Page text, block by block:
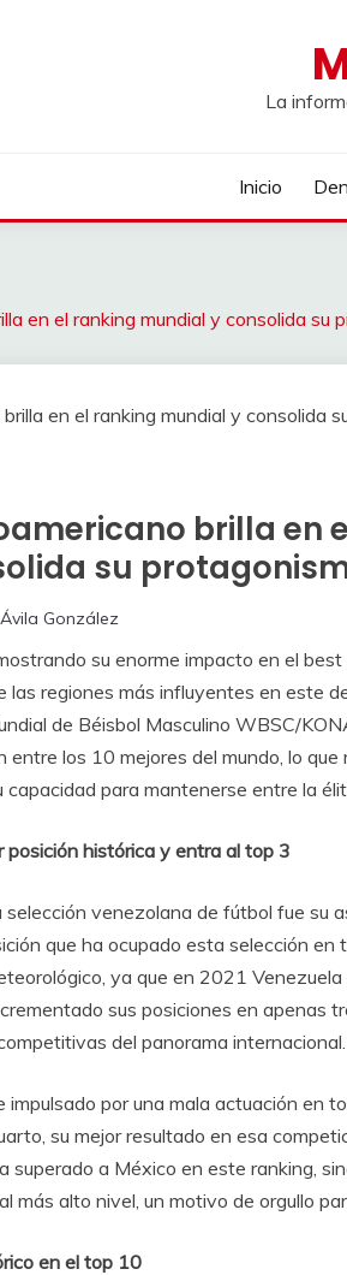
La
Inicio
en el ranking mundial y consolida su
brilla en
su
González
su enorme impacto en el best
las regiones más influyentes en este
de Béisbol Masculino WBSC/
entre los 10 mejores del mundo, lo
para mantenerse entre la
posición histórica y entra al top 3
venezolana de fútbol fue su
que ha ocupado esta selección
ya que en 2021
sus posiciones en apenas
del panorama internacional.
impulsado por una mala actuación en
su mejor resultado en esa
superado a México en este ranking,
más alto nivel, un motivo de orgullo
en el top 10